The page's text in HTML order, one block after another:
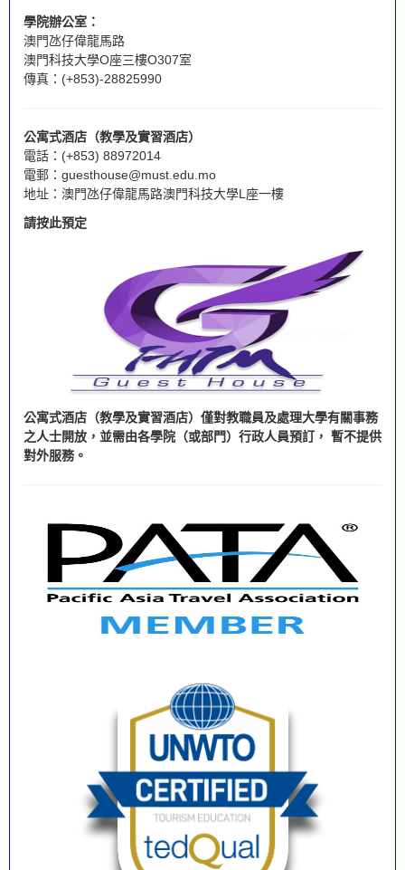
學院辦公室：
澳門氹仔偉龍馬路
澳門科技大學O座三樓O307室
傳真：(+853)-28825990
公寓式酒店（教學及實習酒店）
電話：(+853) 88972014
電郵： guesthouse@must.edu.mo
地址：澳門氹仔偉龍馬路澳門科技大學L座一樓
請按此預定
公寓式酒店（教學及實習酒店）僅對教職員及處理大學有關事務
之人士開放，並需由各學院（或部門）行政人員預訂， 暫不提供
對外服務。